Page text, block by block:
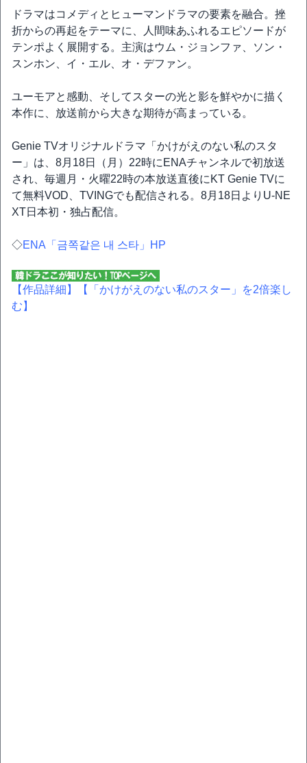
ドラマはコメディとヒューマンドラマの要素を融合。挫
折からの再起をテーマに、人間味あふれるエピソードが
テンポよく展開する。主演はウム・ジョンファ、ソン・
スンホン、イ・エル、オ・デファン。
ユーモアと感動、そしてスターの光と影を鮮やかに描く
本作に、放送前から大きな期待が高まっている。
Genie TVオリジナルドラマ「かけがえのない私のスタ
ー」は、8月18日（月）22時にENAチャンネルで初放送
され、毎週月・火曜22時の本放送直後にKT Genie TVに
て無料VOD、TVINGでも配信される。8月18日よりU-NE
XT日本初・独占配信。
◇ENA「금쪽같은 내 스타」HP
【作品詳細】
【「かけがえのない私のスター」を2倍楽し
む】